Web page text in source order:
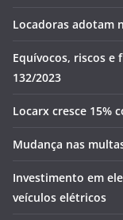
Locadoras adotam
Equívocos, riscos e
132/2023
Locarx cresce 15%
Mudança nas
Investimento em
veículos elétricos